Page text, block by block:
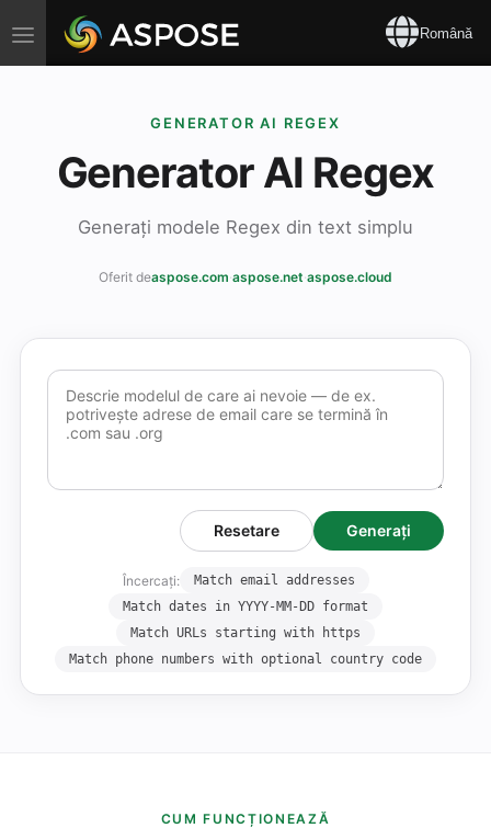
Toggle
navigation
Română
GENERATOR AI REGEX
Generator AI Regex
Generați modele Regex din text simplu
Oferit deaspose.com·aspose.net·aspose.cloud
Resetare Generați
Încercați:
Match email addresses
Match dates in YYYY-MM-DD format
Match URLs starting with https
Match phone numbers with optional country code
CUM FUNCȚIONEAZĂ